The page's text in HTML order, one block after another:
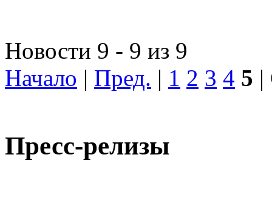
Новости 9 - 9 из 9
Начало | Пред. | 1 2 3 4 5 |
Пресс-релизы